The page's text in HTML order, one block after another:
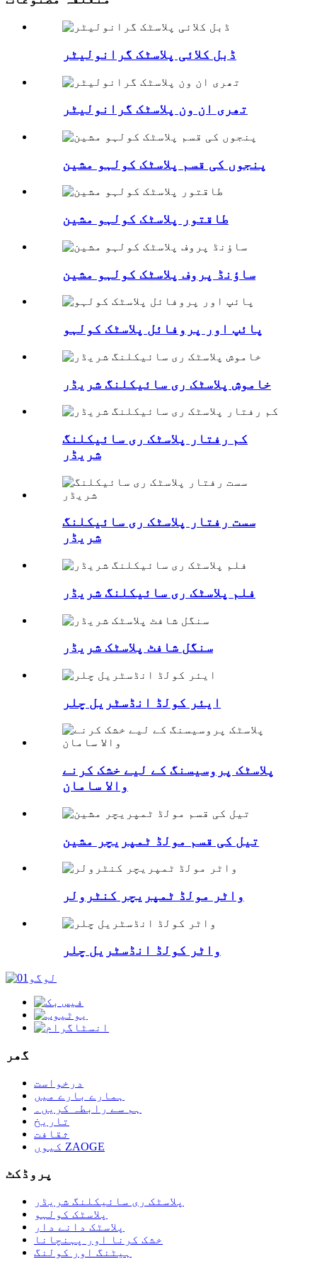
ڈبل کلائی پلاسٹک گرانولیٹر
تھری ان ون پلاسٹک گرانولیٹر
پنجوں کی قسم پلاسٹک کولہو مشین
طاقتور پلاسٹک کولہو مشین
ساؤنڈ پروف پلاسٹک کولہو مشین
پائپ اور پروفائل پلاسٹک کولہو
خاموش پلاسٹک ری سائیکلنگ شریڈر
کم رفتار پلاسٹک ری سائیکلنگ
شریڈر
سست رفتار پلاسٹک ری سائیکلنگ
شریڈر
فلم پلاسٹک ری سائیکلنگ شریڈر
سنگل شافٹ پلاسٹک شریڈر
ایئر کولڈ انڈسٹریل چلر
پلاسٹک پروسیسنگ کے لیے خشک کرنے
والا سامان
تیل کی قسم مولڈ ٹمپریچر مشین
واٹر مولڈ ٹمپریچر کنٹرولر
واٹر کولڈ انڈسٹریل چلر
گھر
درخواست
ہمارے بارے میں
ہم سے رابطہ کریں۔
تاریخ
ثقافت
کیوں ZAOGE
پروڈکٹ
پلاسٹک ری سائیکلنگ شریڈر
پلاسٹک کولہو
پلاسٹک دانے دار
خشک کرنا اور پہنچانا
ہیٹنگ اور کولنگ